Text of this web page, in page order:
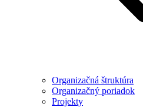
Organizačná štruktúra
Organizačný poriadok
Projekty